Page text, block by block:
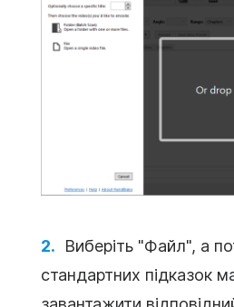
Виберіть "Файл", а
стандартних підказок